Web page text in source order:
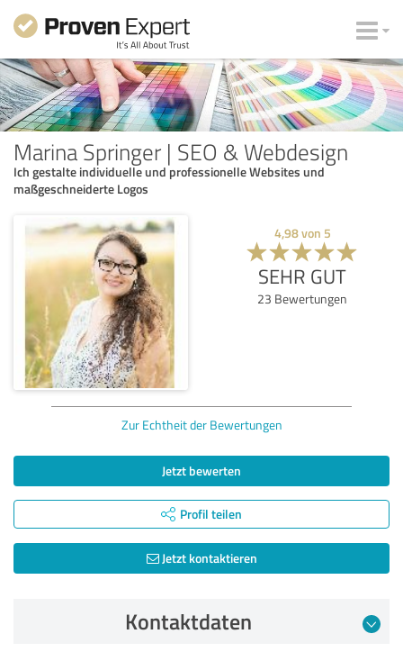
Marina Springer | SEO & Webdesign
Ich gestalte individuelle und professionelle Websites und
maßgeschneiderte Logos
4,98von 5
SEHR GUT
23 Bewertungen
Zur Echtheit der Bewertungen
Jetzt bewerten
Profil teilen
Jetzt kontaktieren
Kontaktdaten